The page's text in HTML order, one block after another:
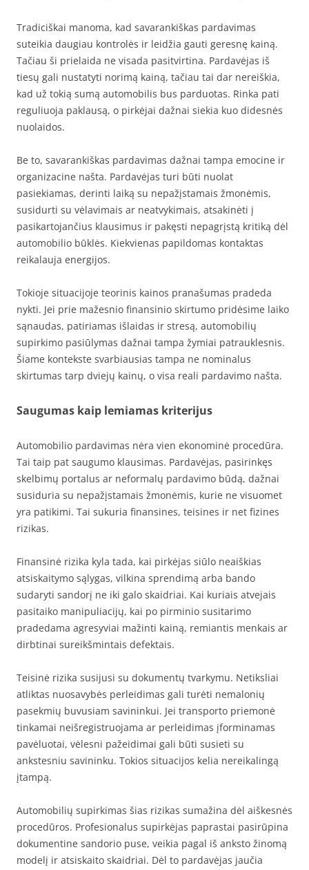
Tradiciškai manoma, kad savarankiškas pardavimas
suteikia daugiau kontrolės ir leidžia gauti geresnę kainą.
Tačiau ši prielaida ne visada pasitvirtina. Pardavėjas iš
tiesų gali nustatyti norimą kainą, tačiau tai dar nereiškia,
kad už tokią sumą automobilis bus parduotas. Rinka pati
reguliuoja paklausą, o pirkėjai dažnai siekia kuo didesnės
nuolaidos.
Be to, savarankiškas pardavimas dažnai tampa emocine ir
organizacine našta. Pardavėjas turi būti nuolat
pasiekiamas, derinti laiką su nepažįstamais žmonėmis,
susidurti su vėlavimais ar neatvykimais, atsakinėti į
pasikartojančius klausimus ir pakęsti nepagrįstą kritiką dėl
automobilio būklės. Kiekvienas papildomas kontaktas
reikalauja energijos.
Tokioje situacijoje teorinis kainos pranašumas pradeda
nykti. Jei prie mažesnio finansinio skirtumo pridėsime laiko
sąnaudas, patiriamas išlaidas ir stresą, automobilių
supirkimo pasiūlymas dažnai tampa žymiai patrauklesnis.
Šiame kontekste svarbiausias tampa ne nominalus
skirtumas tarp dviejų kainų, o visa reali pardavimo našta.
Saugumas kaip lemiamas kriterijus
Automobilio pardavimas nėra vien ekonominė procedūra.
Tai taip pat saugumo klausimas. Pardavėjas, pasirinkęs
skelbimų portalus ar neformalų pardavimo būdą, dažnai
susiduria su nepažįstamais žmonėmis, kurie ne visuomet
yra patikimi. Tai sukuria finansines, teisines ir net fizines
rizikas.
Finansinė rizika kyla tada, kai pirkėjas siūlo neaiškias
atsiskaitymo sąlygas, vilkina sprendimą arba bando
sudaryti sandorį ne iki galo skaidriai. Kai kuriais atvejais
pasitaiko manipuliacijų, kai po pirminio susitarimo
pradedama agresyviai mažinti kainą, remiantis menkais ar
dirbtinai sureikšmintais defektais.
Teisinė rizika susijusi su dokumentų tvarkymu. Netiksliai
atliktas nuosavybės perleidimas gali turėti nemalonių
pasekmių buvusiam savininkui. Jei transporto priemonė
tinkamai neišregistruojama ar perleidimas įforminamas
pavėluotai, vėlesni pažeidimai gali būti susieti su
ankstesniu savininku. Tokios situacijos kelia nereikalingą
įtampą.
Automobilių supirkimas šias rizikas sumažina dėl aiškesnės
procedūros. Profesionalus supirkėjas paprastai pasirūpina
dokumentine sandorio puse, veikia pagal iš anksto žinomą
modelį ir atsiskaito skaidriai. Dėl to pardavėjas jaučia